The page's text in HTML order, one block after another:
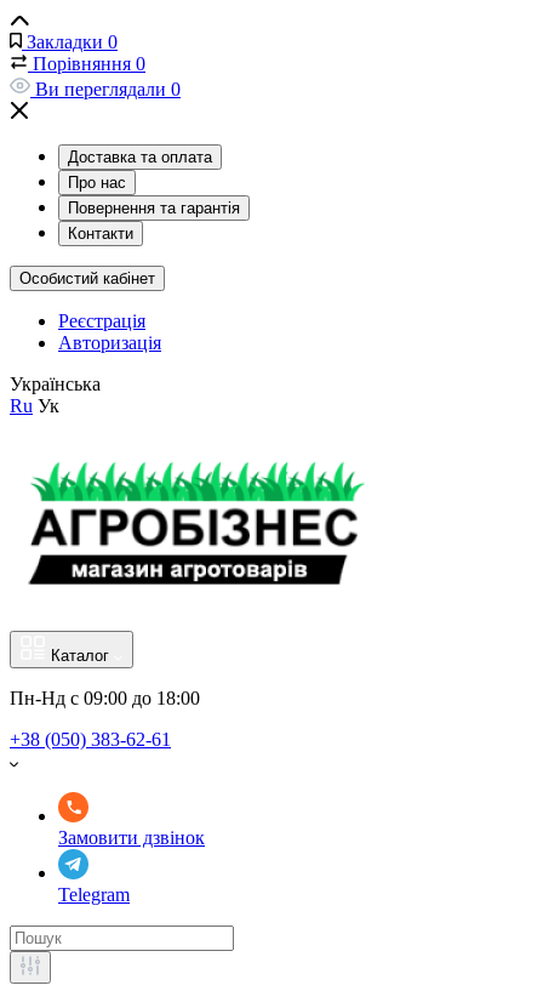
Закладки 0
Порівняння 0
Ви переглядали 0
Доставка та оплата
Про нас
Повернення та гарантія
Контакти
Особистий кабінет
Реєстрація
Авторизація
Українська
Ru Ук
Каталог
Пн-Нд с 09:00 до 18:00
+38 (050) 383-62-61
Замовити дзвінок
Telegram